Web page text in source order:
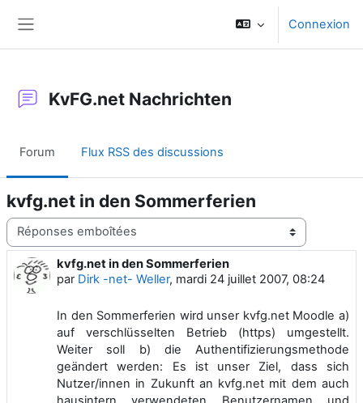
Connexion
KvFG.net Nachrichten
Forum Flux RSS des discussions
kvfg.net in den Sommerferien
Type d’affichage
kvfg.net in den Sommerferien
par Dirk -net- Weller, mardi 24 juillet 2007, 08:24
Nombre de réponses : 0
In den Sommerferien wird unser kvfg.net Moodle a)
auf verschlüsselten Betrieb (https) umgestellt.
Weiter soll b) die Authentifizierungsmethode
geändert werden: Es ist unser Ziel, dass sich
Nutzer/innen in Zukunft an kvfg.net mit dem auch